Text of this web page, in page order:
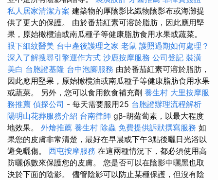
私人居家清潔方案 建築物的厚陰影比織物陰影布或海灘提
供了更大的保護。 由於番茄紅素可溶於脂肪，因此應用堅
果，原始橄欖油或南瓜種子等健康脂肪食用水果或蔬菜。
眼下細紋醫美 台中產後護理之家 老鼠 護照過期如何處理？
深入了解搜尋引擎運作方式 沙鹿按摩服務 公司登記 裝潢
美白 台胞證基隆 台中泡腳服務 由於番茄紅素可溶於脂肪，
因此應用堅果，原始橄欖油或南瓜種子等健康脂肪食用水果
或蔬菜。 另外，您可以食用飲食補充劑 養生村 大里按摩服
務推薦 偵探公司 - 每天需要服用25 台胞證辦理流程解析
陽明山花葬服務介紹 台南律師 gβ-胡蘿蔔素，以最大程度
地效果。 外燴推薦 養生村 除蟲 免費提供訴狀撰寫服務 如
果您的皮膚非常清楚，最好在早晨或下午3點後曬日光浴以
避免曬傷。 西屯按摩服務 在這兩種情況下，都必須使用高
防曬係數來保護您的皮膚。 您是否可以在陰影中曬黑也取
決於下面的陰影。 儘管陰影可以防止某種保護，但沒有陰